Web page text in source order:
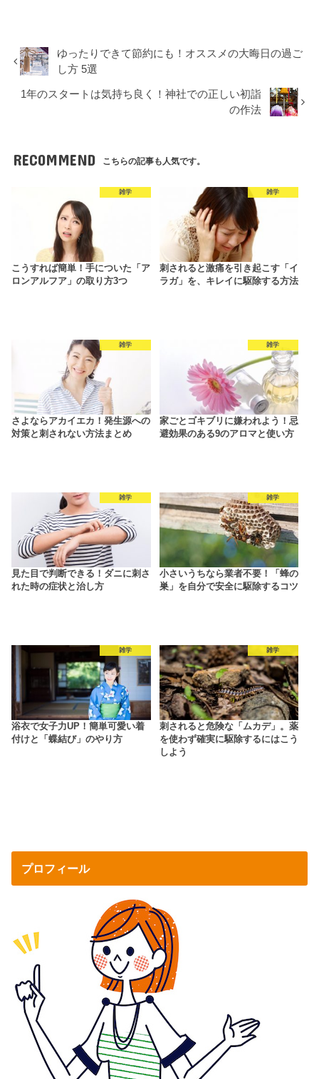
ゆったりできて節約にも！オススメの大晦日の過ご
し方 5選
1年のスタートは気持ち良く！神社での正しい初詣
の作法
RECOMMEND こちらの記事も人気です。
雑学
こうすれば簡単！手についた「ア
ロンアルフア」の取り方3つ
雑学
刺されると激痛を引き起こす「イ
ラガ」を、キレイに駆除する方法
雑学
さよならアカイエカ！発生源への
対策と刺されない方法まとめ
雑学
家ごとゴキブリに嫌われよう！忌
避効果のある9のアロマと使い方
雑学
見た目で判断できる！ダニに刺さ
れた時の症状と治し方
雑学
小さいうちなら業者不要！「蜂の
巣」を自分で安全に駆除するコツ
雑学
浴衣で女子力UP！簡単可愛い着
付けと「蝶結び」のやり方
雑学
刺されると危険な「ムカデ」。薬
を使わず確実に駆除するにはこう
しよう
プロフィール